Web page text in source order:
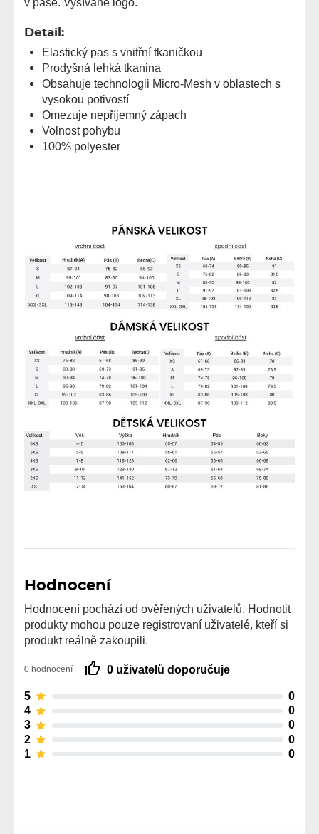
Detail:
Elastický pas s vnitřní tkaničkou
Prodyšná lehká tkanina
Obsahuje technologii Micro-Mesh v oblastech s
vysokou potivostí
Omezuje nepříjemný zápach
Volnost pohybu
100% polyester
Hodnocení
Hodnocení pochází od ověřených uživatelů. Hodnotit
produkty mohou pouze registrovaní uživatelé, kteří si
produkt reálně zakoupili.
0 hodnocení 0 uživatelů doporučuje
5
0
4
0
3
0
2
0
1
0